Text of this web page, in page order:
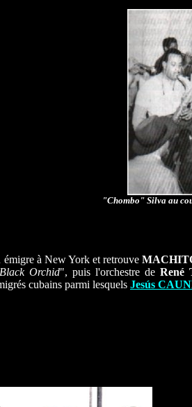
"Chombo " Silva au
émigre à New York et retrouve
Black Orchid", puis l'orchestre de René
cubains parmi lesquels Jesús